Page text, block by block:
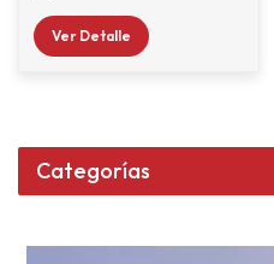
se caracterizan por alta
dispersión, alta
estable, seguridad y
respeto al medio
pigmento
Ver Detalle
Categorías